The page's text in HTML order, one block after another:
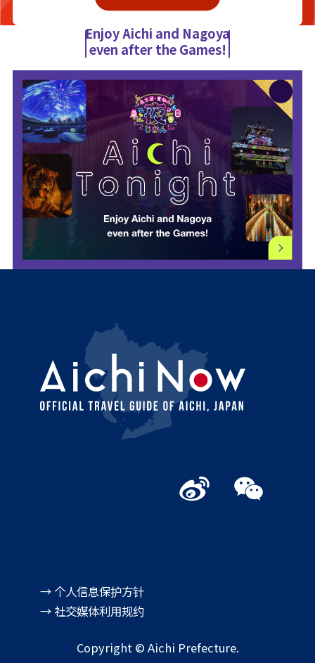
Enjoy Aichi and Nagoya
even after the Games!
→ 个人信息保护方针
→ 社交媒体利用规约
Copyright © Aichi Prefecture.